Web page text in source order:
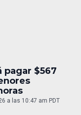
pagar $567
a las 10:47 am PDT